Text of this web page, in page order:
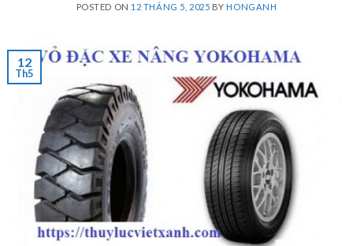
POSTED ON 12 THÁNG 5, 2025 BYHONGANH
12
Th5